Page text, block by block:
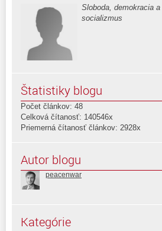
Sloboda, demokracia a
socializmus
Štatistiky blogu
Počet článkov: 48
Celková čítanosť: 140546x
Priemerná čítanosť článkov: 2928x
Autor blogu
peacenwar
Kategórie